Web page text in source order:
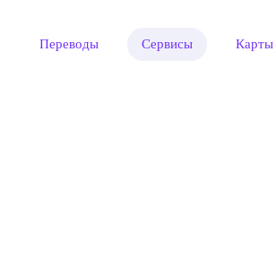
Переводы Сервисы Карты